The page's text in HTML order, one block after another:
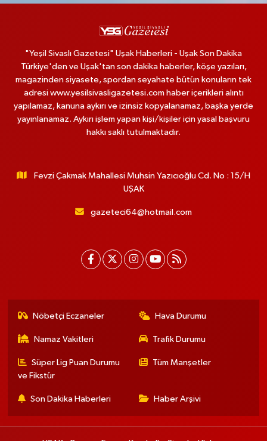
"Yeşil Sivaslı Gazetesi" Uşak Haberleri - Uşak Son Dakika
Türkiye'den ve Uşak'tan son dakika haberler, köşe yazıları,
magazinden siyasete, spordan seyahate bütün konuların tek
adresi www.yesilsivasligazetesi.com haber içerikleri alıntı
yapılamaz, kanuna aykırı ve izinsiz kopyalanamaz, başka yerde
yayınlanamaz. Aykırı işlem yapan kişi/kişiler için yasal başvuru
hakkı saklı tutulmaktadır.
Fevzi Çakmak Mahallesi Muhsin Yazıcıoğlu Cd. No : 15/H
UŞAK
gazeteci64@hotmail.com
Nöbetçi Eczaneler Hava Durumu
Namaz Vakitleri Trafik Durumu
Süper Lig Puan Durumu
ve Fikstür
Tüm Manşetler
Son Dakika Haberleri Haber Arşivi